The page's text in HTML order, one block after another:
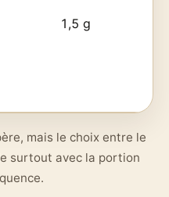
1,5 g
mais le choix entre le
surtout avec la portion